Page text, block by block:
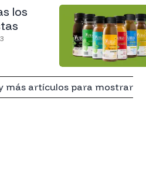
los
más artículos para mostrar